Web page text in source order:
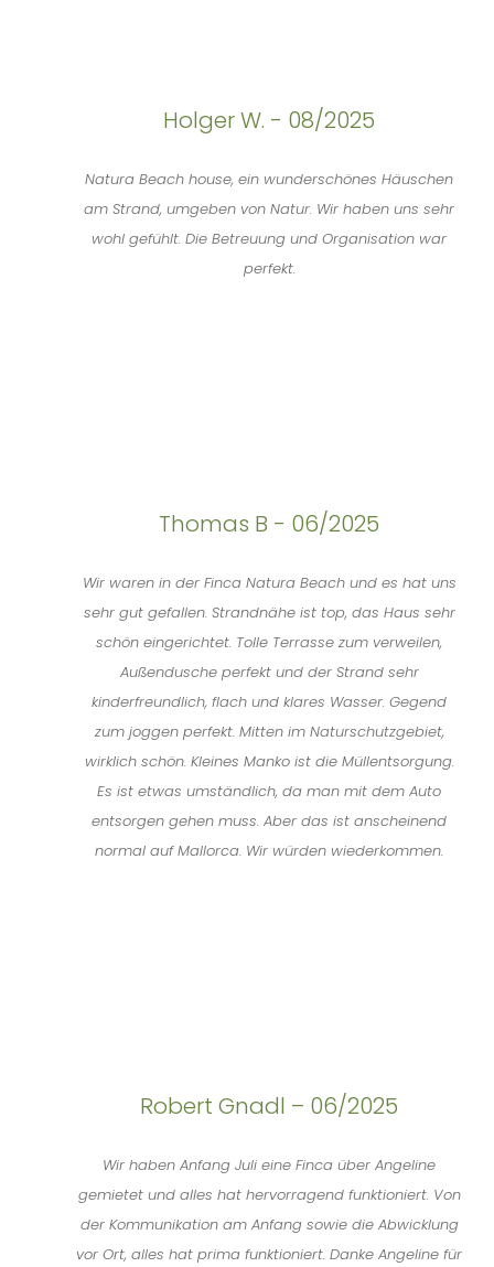
Holger W. - 08/2025
Natura Beach house, ein wunderschönes Häuschen
am Strand, umgeben von Natur. Wir haben uns sehr
wohl gefühlt. Die Betreuung und Organisation war
perfekt.
Thomas B - 06/2025
Wir waren in der Finca Natura Beach und es hat uns
sehr gut gefallen. Strandnähe ist top, das Haus sehr
schön eingerichtet. Tolle Terrasse zum verweilen,
Außendusche perfekt und der Strand sehr
kinderfreundlich, flach und klares Wasser. Gegend
zum joggen perfekt. Mitten im Naturschutzgebiet,
wirklich schön. Kleines Manko ist die Müllentsorgung.
Es ist etwas umständlich, da man mit dem Auto
entsorgen gehen muss. Aber das ist anscheinend
normal auf Mallorca. Wir würden wiederkommen.
Robert Gnadl – 06/2025
Wir haben Anfang Juli eine Finca über Angeline
gemietet und alles hat hervorragend funktioniert. Von
der Kommunikation am Anfang sowie die Abwicklung
vor Ort, alles hat prima funktioniert. Danke Angeline für